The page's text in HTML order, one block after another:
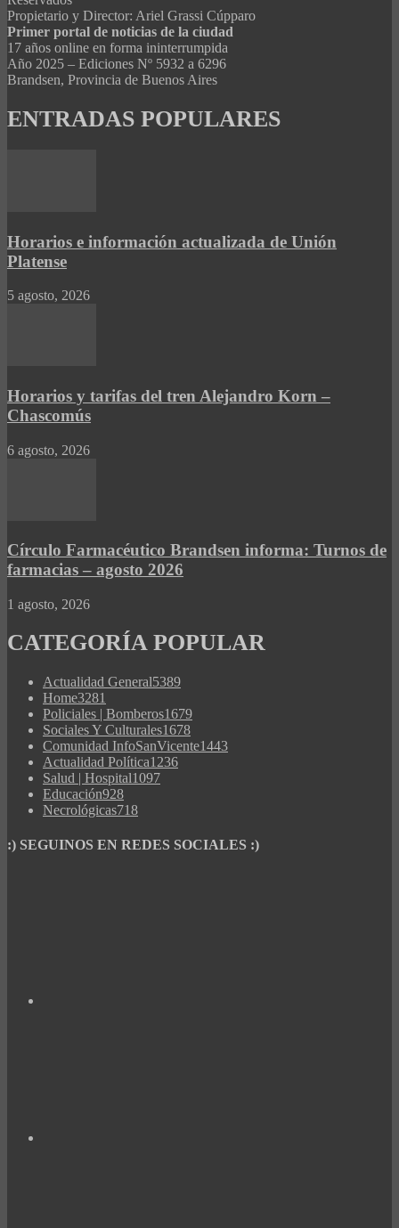
Propietario y Director: Ariel Grassi Cúpparo
Primer portal de noticias de la ciudad
17 años online en forma ininterrumpida
Año 2025 – Ediciones Nº 5932 a 6296
Brandsen, Provincia de Buenos Aires
ENTRADAS POPULARES
Horarios e información actualizada de Unión
Platense
5 agosto, 2026
Horarios y tarifas del tren Alejandro Korn –
Chascomús
6 agosto, 2026
Círculo Farmacéutico Brandsen informa: Turnos de
farmacias – agosto 2026
1 agosto, 2026
CATEGORÍA POPULAR
Actualidad General5389
Home3281
Policiales | Bomberos1679
Sociales Y Culturales1678
Comunidad InfoSanVicente1443
Actualidad Política1236
Salud | Hospital1097
Educación928
Necrológicas718
:) SEGUINOS EN REDES SOCIALES :)